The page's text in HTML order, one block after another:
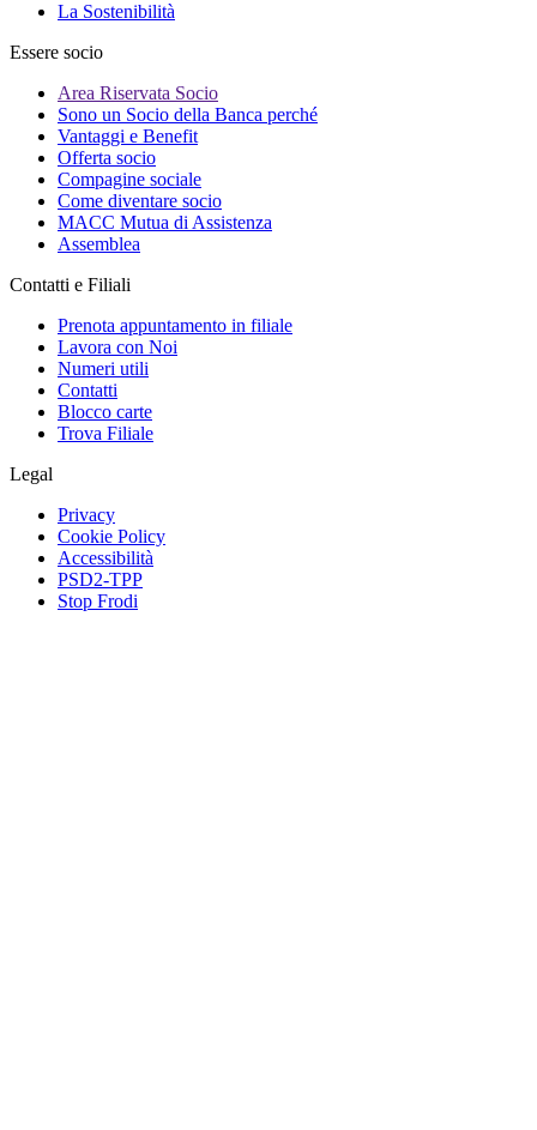
La Sostenibilità
Essere socio
Area Riservata Socio
Sono un Socio della Banca perché
Vantaggi e Benefit
Offerta socio
Compagine sociale
Come diventare socio
MACC Mutua di Assistenza
Assemblea
Contatti e Filiali
Prenota appuntamento in filiale
Lavora con Noi
Numeri utili
Contatti
Blocco carte
Trova Filiale
Legal
Privacy
Cookie Policy
Accessibilità
PSD2-TPP
Stop Frodi